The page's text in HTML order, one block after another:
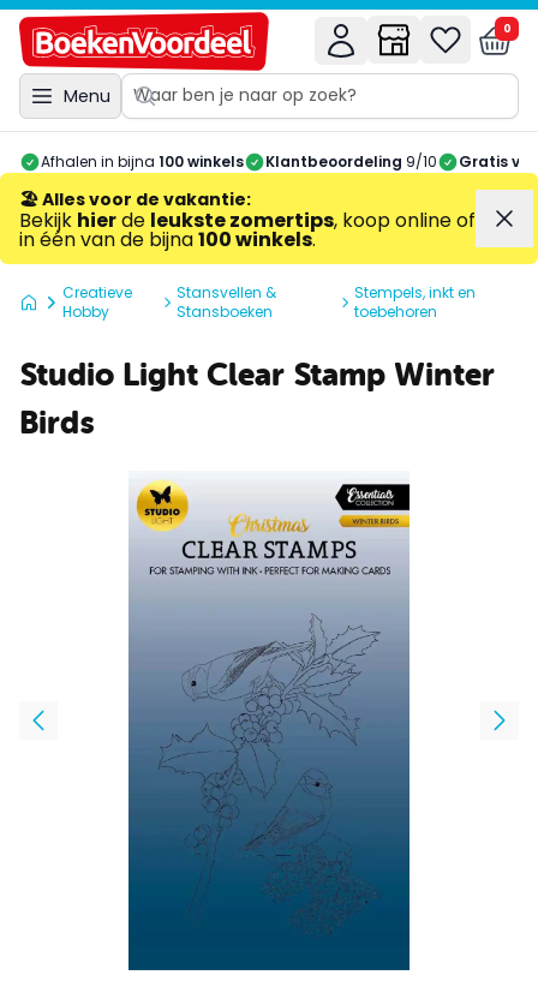
Menu
0
Afhalen in bijna 100 winkels Klantbeoordeling 9/10 Gratis
🏖️ Alles voor de vakantie:
Bekijk hierde leukste zomertips, koop online of
in één van de bijna100 winkels.
Creatieve
Hobby
Stansvellen &
Stansboeken
Stempels, inkt en
toebehoren
Studio Light Clear Stamp Winter
Birds